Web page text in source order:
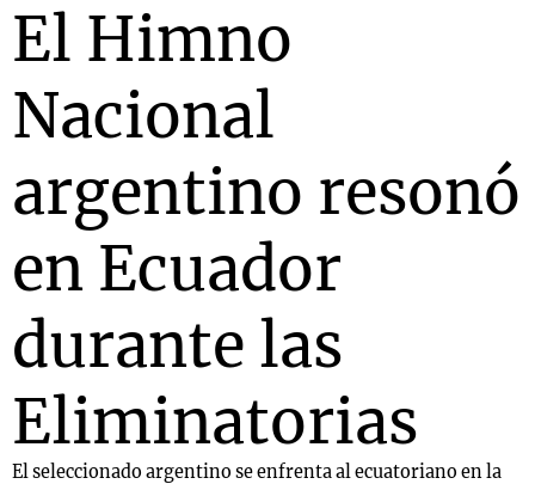
El Himno
Nacional
argentino resonó
en Ecuador
durante las
Eliminatorias
El seleccionado argentino se enfrenta al ecuatoriano en la